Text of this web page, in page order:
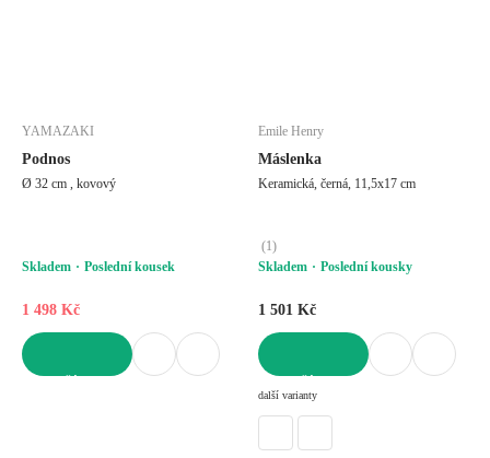
YAMAZAKI
Podnos
Ø 32 cm , kovový
Skladem Poslední kousek
1 498 Kč
Emile Henry
Máslenka
Keramická, černá, 11,5x17 cm
(1)
Skladem
Poslední kousky
1 501 Kč
další varianty